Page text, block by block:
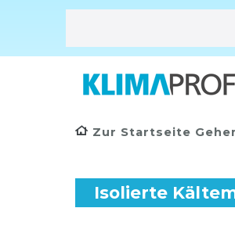
Zur Startseite
Isolierte